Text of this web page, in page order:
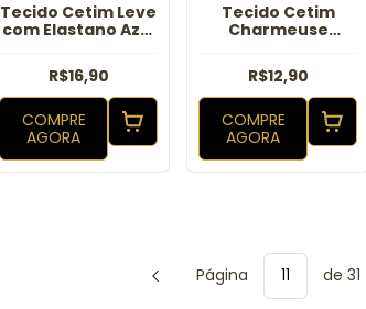
Tecido Cetim Leve
com Elastano Azul
R$16,90
COMPRE
AGORA
Tecido Cetim
Charmeuse
Colorido
R$12,90
COMPRE
AGORA
Página de 31